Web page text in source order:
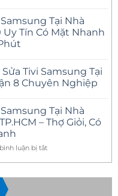
Tại Nhà
Uy Tín Có Mặt Nhanh
Tivi Samsung Tại
8 Chuyên Nghiệp
Tại Nhà
– Thợ Giỏi, Có
luận bị tắtở
Samsung